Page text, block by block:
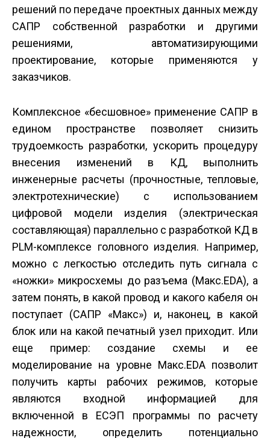
решений по передаче проектных данных между
САПР собственной разработки и другими
решениями, автоматизирующими
проектирование, которые применяются у
заказчиков.
Комплексное «бесшовное» применение САПР в
едином пространстве позволяет снизить
трудоемкость разработки, ускорить процедуру
внесения изменений в КД, выполнить
инженерные расчеты (прочностные, тепловые,
электротехнические) с использованием
цифровой модели изделия (электрическая
составляющая) параллельно с разработкой КД в
PLM-комплексе головного изделия. Например,
можно с легкостью отследить путь сигнала с
«ножки» микросхемы до разъема (Макс.EDA), а
затем понять, в какой провод и какого кабеля он
поступает (САПР «Макс») и, наконец, в какой
блок или на какой печатный узел приходит. Или
еще пример: создание схемы и ее
моделирование на уровне Макс.EDA позволит
получить карты рабочих режимов, которые
являются входной информацией для
включенной в ЕСЭП программы по расчету
надежности, определить потенциально